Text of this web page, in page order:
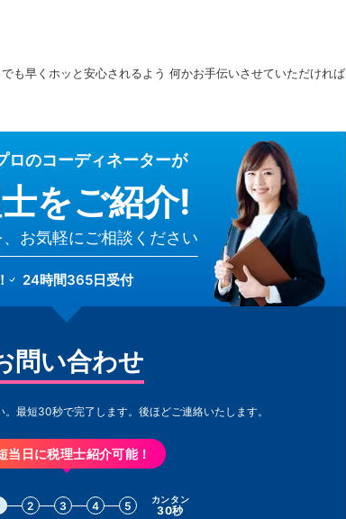
も早くホッと安心されるよう 何かお手伝いさせていただければ
ロのコーディネーターが
をご紹介!
お気軽にご相談ください
24時間365日受付
問い合わせ
最短30秒で完了します。 後ほどご連絡いたします。
当日に税理士紹介可能！
2 3 4 5 カンタン
30秒